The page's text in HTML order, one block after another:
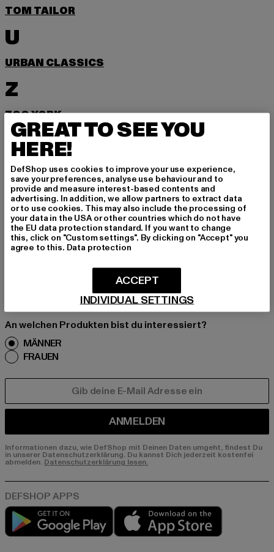
TOM TAILOR
U
URBAN CLASSICS
Z
ZOO YORK
MELDE DICH AN, UM
INSPIRIERT ZU BLEI
BEN!
Melde dich hier für unseren Newsletter an und
erhalte künftig Informationen über aktuelle Tre
nds, Angebote und Gutscheine von DefShop p
An welchen Produkten bist du interessiert?
MÄNNER
FRAUEN
ANMELDEN
Informationen dazu, wie DefShop mit Deinen Daten umgeht, findest Du
in unserer Datenschutzerklärung. Du kannst Dich jederzeit kostenfei
abmelden. Datenschutzerklärung lesen.
Play market
GREAT TO SEE YOU
HERE!
DefShop uses cookies to improve your use experience,
save your preferences, analyse use behaviour and to
provide and measure interest-based contents and
advertising. In addition, we allow partners to extract data
or to use cookies. This may also include the processing of
your data in the USA or other countries which do not have
the EU data protection standard. If you want to change
this, click on "Custom settings". By clicking on "Accept" you
agree to this. Data protection
INDIVIDUAL SETTINGS
ACCEPT